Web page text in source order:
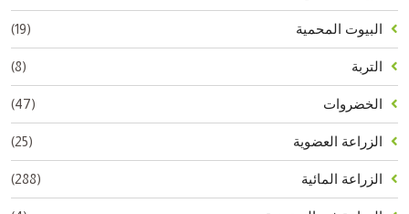
البيوت المحمية (19)
التربة (8)
الخضروات (47)
الزراعة العضوية (25)
الزراعة المائية (288)